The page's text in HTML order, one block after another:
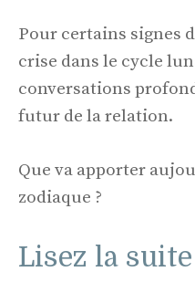
Pour certains signes
crise dans le cycle
conversations
futur de la relation.
Que va apporter
zodiaque ?
Lisez la